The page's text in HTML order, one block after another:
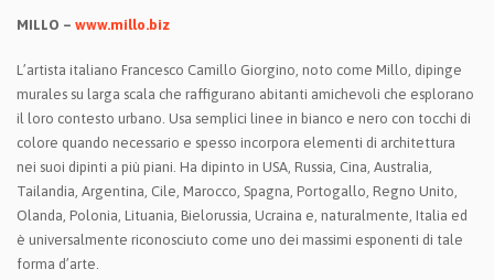
MILLO – www.millo.biz
L’artista italiano Francesco Camillo Giorgino, noto come Millo, dipinge
murales su larga scala che raffigurano abitanti amichevoli che esplorano
il loro contesto urbano. Usa semplici linee in bianco e nero con tocchi di
colore quando necessario e spesso incorpora elementi di architettura
nei suoi dipinti a più piani. Ha dipinto in USA, Russia, Cina, Australia,
Tailandia, Argentina, Cile, Marocco, Spagna, Portogallo, Regno Unito,
Olanda, Polonia, Lituania, Bielorussia, Ucraina e, naturalmente, Italia ed
è universalmente riconosciuto come uno dei massimi esponenti di tale
forma d’arte.